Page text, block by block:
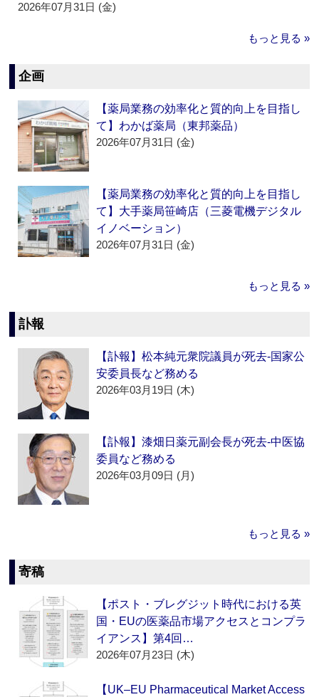
2026年07月31日 (金)
もっと見る »
企画
【薬局業務の効率化と質的向上を目指し
て】わかば薬局（東邦薬品）
2026年07月31日 (金)
【薬局業務の効率化と質的向上を目指し
て】大手薬局笹崎店（三菱電機デジタル
イノベーション）
2026年07月31日 (金)
もっと見る »
訃報
【訃報】松本純元衆院議員が死去‐国家公
安委員長など務める
2026年03月19日 (木)
【訃報】漆畑日薬元副会長が死去‐中医協
委員など務める
2026年03月09日 (月)
もっと見る »
寄稿
【ポスト・ブレグジット時代における英
国・EUの医薬品市場アクセスとコンプラ
イアンス】第4回…
2026年07月23日 (木)
【UK–EU Pharmaceutical Market Access